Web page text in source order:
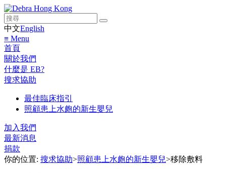
中文English
≡ Menu
首頁
關於我們
什麼是 EB?
搜求協助
最佳臨床指引
照顧患上水皰的新生嬰兒
加入我們
最新消息
捐款
你的位置: 搜求協助>照顧患上水皰的新生嬰兒>移除敷料